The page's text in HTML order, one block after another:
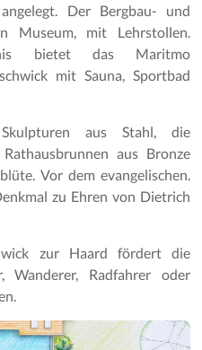
Der Bergbau- und
Museum, mit Lehrstollen.
bietet das Maritmo
mit Sauna, Sportbad
aus Stahl, die
aus Bronze
Vor dem evangelischen.
zu Ehren von Dietrich
zur Haard fördert die
Wanderer, Radfahrer oder